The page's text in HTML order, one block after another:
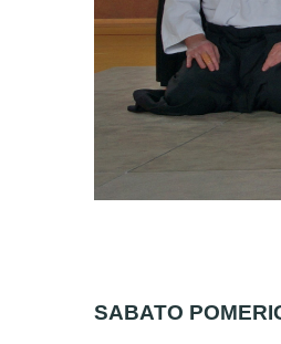
SABATO